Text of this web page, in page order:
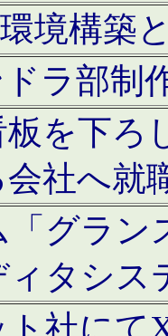
境構築
ラ部制
を下ろ
社へ就
「グラン
タシス
社にて